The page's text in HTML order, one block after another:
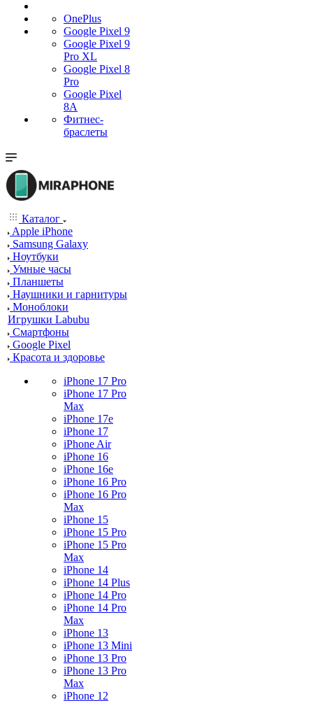
OnePlus
Google Pixel 9
Google Pixel 9
Pro XL
Google Pixel 8
Pro
Google Pixel
8A
Фитнес-
браслеты
Каталог
Apple iPhone
Samsung Galaxy
Ноутбуки
Умные часы
Планшеты
Наушники и гарнитуры
Моноблоки
Игрушки Labubu
Смартфоны
Google Pixel
Красота и здоровье
iPhone 17 Pro
iPhone 17 Pro
Max
iPhone 17e
iPhone 17
iPhone Air
iPhone 16
iPhone 16e
iPhone 16 Pro
iPhone 16 Pro
Max
iPhone 15
iPhone 15 Pro
iPhone 15 Pro
Max
iPhone 14
iPhone 14 Plus
iPhone 14 Pro
iPhone 14 Pro
Max
iPhone 13
iPhone 13 Mini
iPhone 13 Pro
iPhone 13 Pro
Max
iPhone 12